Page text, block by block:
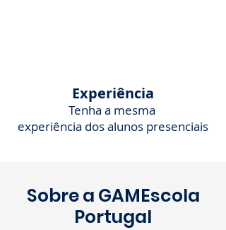
Experiência
Tenha a mesma
experiência dos alunos presenciais
Sobre a GAMEscola
Portugal